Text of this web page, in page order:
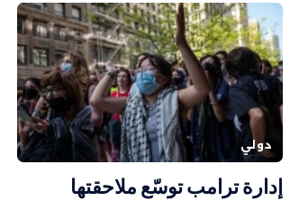
دولي
إدارة ترامب توسّع ملاحقتها